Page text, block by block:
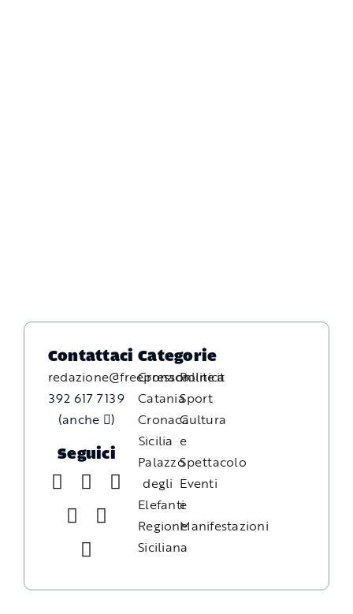
Contattaci
redazione@freepressonline.it
392 617 7139
(anche
)
Seguici
Categorie
Cronaca
Catania
Cronaca
Sicilia
Palazzo
degli
Elefanti
Regione
Siciliana
Politica
Sport
Cultura
e
Spettacolo
Eventi
e
Manifestazioni